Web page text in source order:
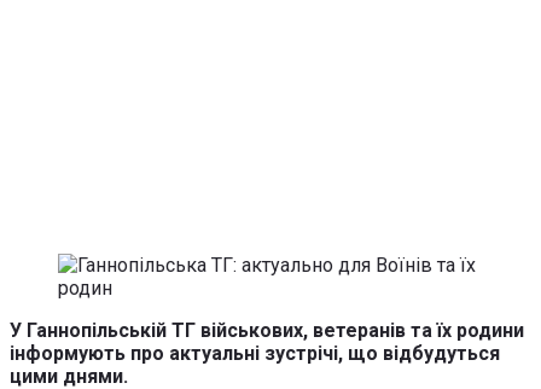
У Ганнопільській ТГ військових, ветеранів та їх родини
інформують про актуальні зустрічі, що відбудуться
цими днями.